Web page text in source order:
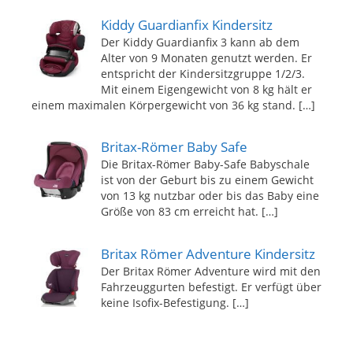
Kiddy Guardianfix Kindersitz
Der Kiddy Guardianfix 3 kann ab dem
Alter von 9 Monaten genutzt werden. Er
entspricht der Kindersitzgruppe 1/2/3.
Mit einem Eigengewicht von 8 kg hält er
einem maximalen Körpergewicht von 36 kg stand. […]
Britax-Römer Baby Safe
Die Britax-Römer Baby-Safe Babyschale
ist von der Geburt bis zu einem Gewicht
von 13 kg nutzbar oder bis das Baby eine
Größe von 83 cm erreicht hat. […]
Britax Römer Adventure Kindersitz
Der Britax Römer Adventure wird mit den
Fahrzeuggurten befestigt. Er verfügt über
keine Isofix-Befestigung. […]